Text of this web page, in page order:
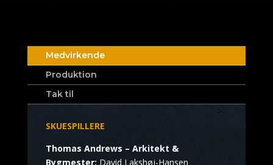
Medvirkende
Produktion
Tak til
SKUESPILLERE
Thomas Andrews – Arkitekt &
Bygmester: David Lakshøj-Hansen